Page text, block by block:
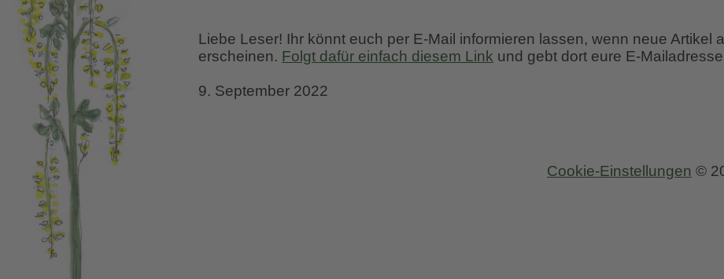
Sammlergarten
Liebe Leser! Ihr könnt euch per E-Mail informieren lassen, wenn neue Artikel
erscheinen. Folgt dafür einfach diesem Link und gebt dort eure E-
9. September 2022
Cookie-Einstellungen ©